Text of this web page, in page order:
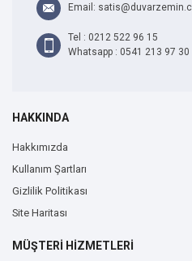
Email:
Tel : 0212 522 96 15
Whatsapp : 0541 213 97 30
HAKKINDA
Hakkımızda
Kullanım Şartları
Gizlilik Politikası
Site Haritası
MÜŞTERİ HİZMETLERİ